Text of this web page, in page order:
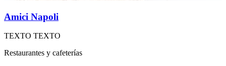
Amici Napoli
TEXTO TEXTO
Restaurantes y cafeterías